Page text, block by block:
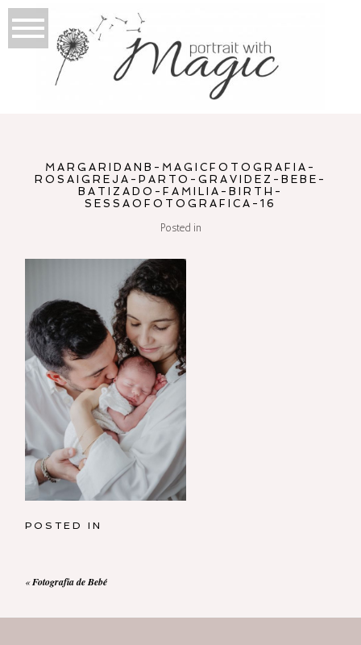
MARGARIDANB-MAGICFOTOGRAFIA-
ROSAIGREJA-PARTO-GRAVIDEZ-BEBE-
BATIZADO-FAMILIA-BIRTH-
SESSAOFOTOGRAFICA-16
Posted in
POSTED IN
«Fotografia de Bebé